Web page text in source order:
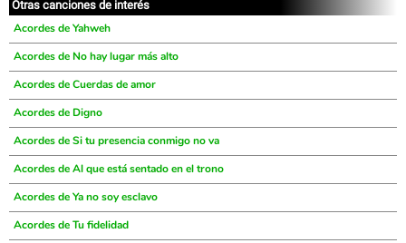
Otras canciones de interés
Acordes de Yahweh
Acordes de No hay lugar más alto
Acordes de Cuerdas de amor
Acordes de Digno
Acordes de Si tu presencia conmigo no va
Acordes de Al que está sentado en el trono
Acordes de Ya no soy esclavo
Acordes de Tu fidelidad